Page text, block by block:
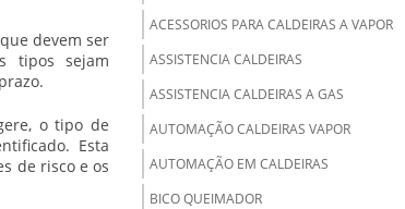
devem ser
tipos sejam
o tipo de
Esta
de risco e os
ACESSORIOS PARA CALDEIRAS A VAPOR
ASSISTENCIA CALDEIRAS
ASSISTENCIA CALDEIRAS A GAS
AUTOMAÇÃO CALDEIRAS VAPOR
AUTOMAÇÃO EM CALDEIRAS
BICO QUEIMADOR